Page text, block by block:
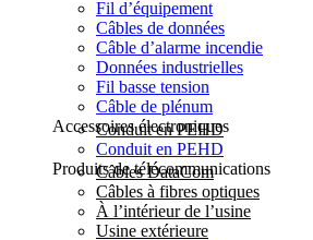
Fil d’équipement
Câbles de données
Câble d’alarme incendie
Données industrielles
Fil basse tension
Câble de plénum
Accessoires électroniques
Conduit en PEHD
Conduit en PEHD
Produits de télécommunications
Câbles DataCom
Câbles à fibres optiques
À l’intérieur de l’usine
Usine extérieure